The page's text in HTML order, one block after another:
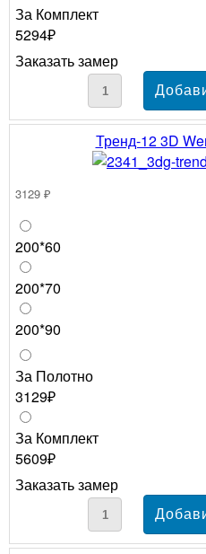
За Комплект
5294₽
Заказать замер
Тренд-12 3D
3129 ₽
200*60
200*70
200*90
За Полотно
3129₽
За Комплект
5609₽
Заказать замер